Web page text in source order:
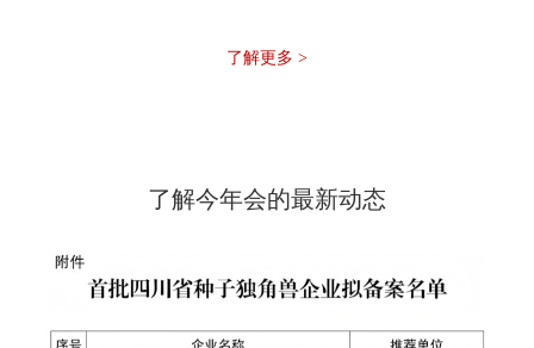
了解更多 >
了解今年会的最新动态